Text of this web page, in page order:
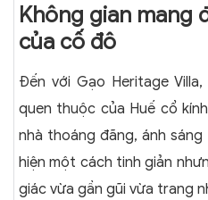
Không gian mang
của cố đô
Đến với Gạo Heritage
quen thuộc của Huế cổ
nhà thoáng đãng, ánh
hiện một cách tinh giản
giác vừa gần gũi vừa trang